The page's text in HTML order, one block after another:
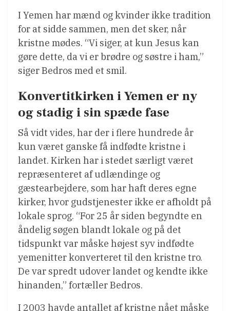
I Yemen har mænd og kvinder ikke tradition
for at sidde sammen, men det sker, når
kristne mødes. “Vi siger, at kun Jesus kan
gøre dette, da vi er brødre og søstre i ham,”
siger Bedros med et smil.
Konvertitkirken i Yemen er ny
og stadig i sin spæde fase
Så vidt vides, har der i flere hundrede år
kun været ganske få indfødte kristne i
landet. Kirken har i stedet særligt været
repræsenteret af udlændinge og
gæstearbejdere, som har haft deres egne
kirker, hvor gudstjenester ikke er afholdt på
lokale sprog. “For 25 år siden begyndte en
åndelig søgen blandt lokale og på det
tidspunkt var måske højest syv indfødte
yemenitter konverteret til den kristne tro.
De var spredt udover landet og kendte ikke
hinanden,” fortæller Bedros.
I 2003 havde antallet af kristne nået måske